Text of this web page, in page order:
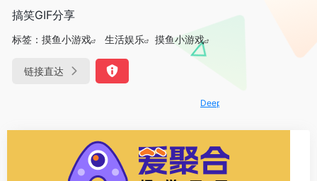
搞笑GIF分享
标签： 摸鱼小游戏 生活娱乐 摸鱼小游戏
链接直达
DeepSeek-R1、V3满血版免费用